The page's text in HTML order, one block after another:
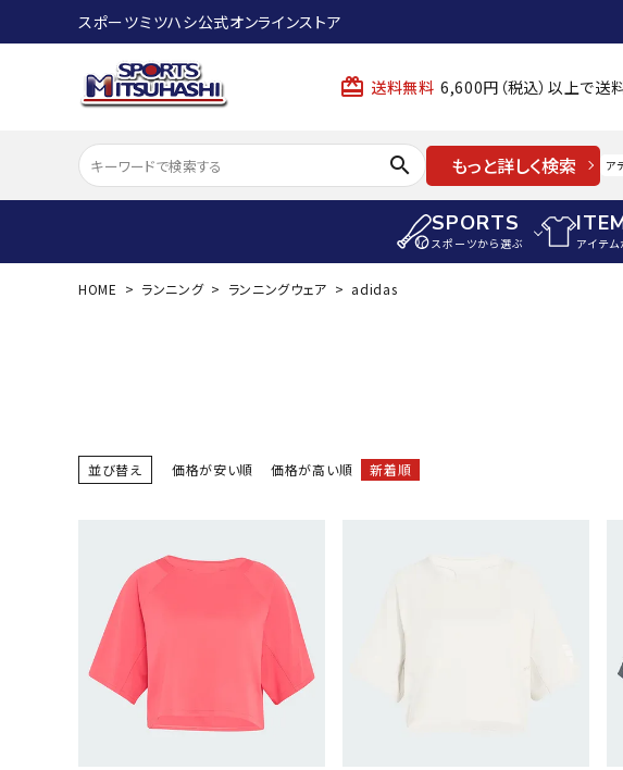
スポーツミツハシ公式オンラインストア
card_giftcard 送料無料 6,600円（税込）以上で送
search もっと詳しく検索 ア
SPORTS
スポーツから選ぶ
ェア
陸上競技用ウィメンズウェア
アイテ
シ
メンズラ
ウイメン
ジュニア
ACCOUNT MENU
アイテムから選ぶ
SALE品はこちら
INFORMATIOM
HOME ランニング ランニングウェア adidas
並び替え 価格が安い順 価格が高い順 新着順